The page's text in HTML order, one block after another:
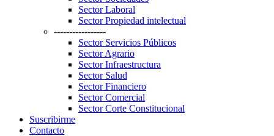
Sector Laboral
Sector Propiedad intelectual
-----------------
Sector Servicios Públicos
Sector Agrario
Sector Infraestructura
Sector Salud
Sector Financiero
Sector Comercial
Sector Corte Constitucional
Suscribirme
Contacto